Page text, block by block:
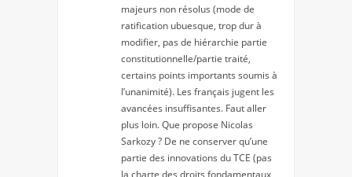
majeurs non résolus (mode de
ratification ubuesque, trop dur à
modifier, pas de hiérarchie partie
constitutionnelle/partie traité,
certains points importants soumis à
l’unanimité). Les français jugent les
avancées insuffisantes. Faut aller
plus loin. Que propose Nicolas
Sarkozy ? De ne conserver qu’une
partie des innovations du TCE (pas
la charte des droits fondamentaux,